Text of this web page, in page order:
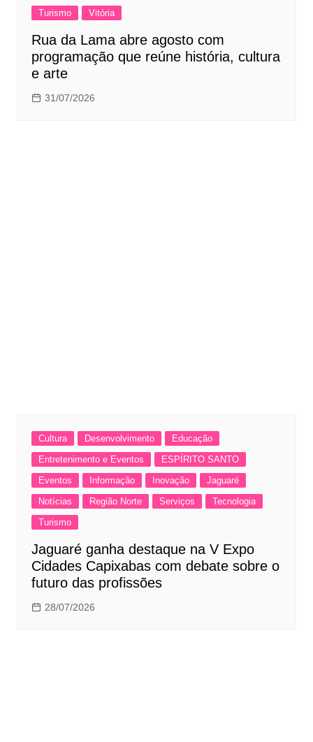
Turismo
Vitória
Rua da Lama abre agosto com
programação que reúne história, cultura
e arte
31/07/2026
Cultura Desenvolvimento
Educação
Entretenimento e Eventos
ESPÍRITO SANTO
Eventos
Informação Inovação
Jaguaré
Notícias
Região Norte Serviços
Tecnologia
Turismo
Jaguaré ganha destaque na V Expo
Cidades Capixabas com debate sobre o
futuro das profissões
28/07/2026